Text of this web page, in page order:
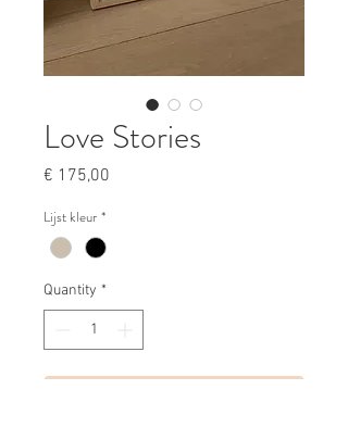
Love Stories
€ 175,00
Lijst kleur *
Quantity *